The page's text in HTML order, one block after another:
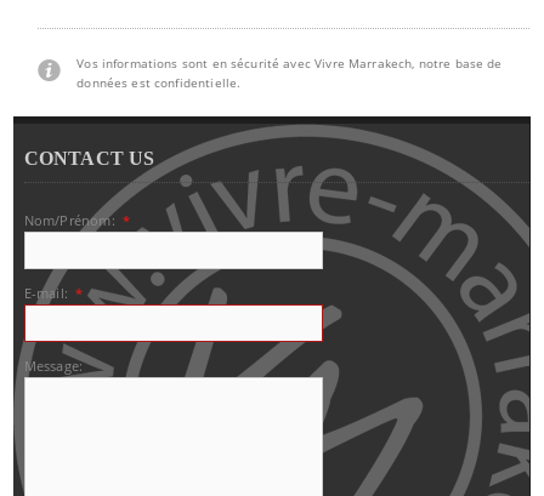
Vos informations sont en sécurité avec Vivre Marrakech, notre base de
données est confidentielle.
CONTACT US
Nom/Prénom: *
E-mail: *
Message: